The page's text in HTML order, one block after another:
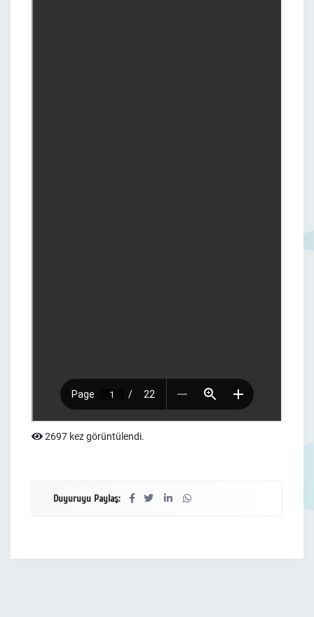
2697 kez görüntülendi.
Duyuruyu Paylaş: